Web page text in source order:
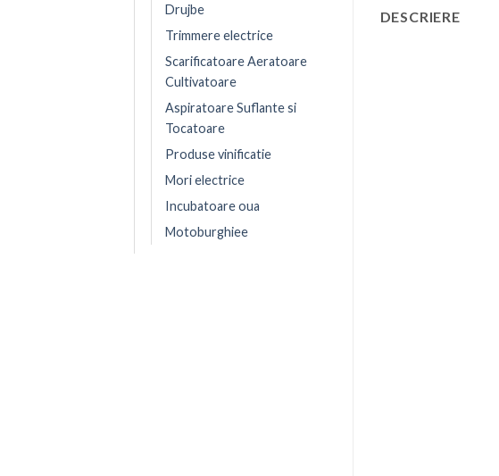
Drujbe
Trimmere electrice
Scarificatoare Aeratoare
Cultivatoare
Aspiratoare Suflante si
Tocatoare
Produse vinificatie
Mori electrice
Incubatoare oua
Motoburghiee
DESCRIERE